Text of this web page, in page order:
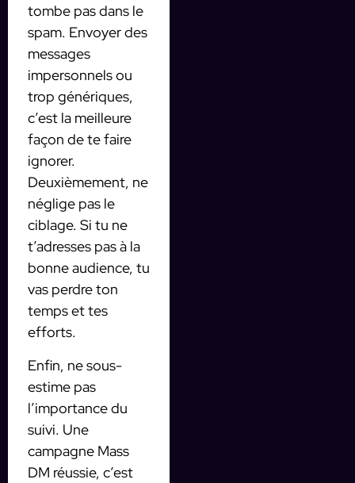
tombe pas dans le
spam. Envoyer des
messages
impersonnels ou
trop génériques,
c’est la meilleure
façon de te faire
ignorer.
Deuxièmement, ne
néglige pas le
ciblage. Si tu ne
t’adresses pas à la
bonne audience, tu
vas perdre ton
temps et tes
efforts.
Enfin, ne sous-
estime pas
l’importance du
suivi. Une
campagne Mass
DM réussie, c’est